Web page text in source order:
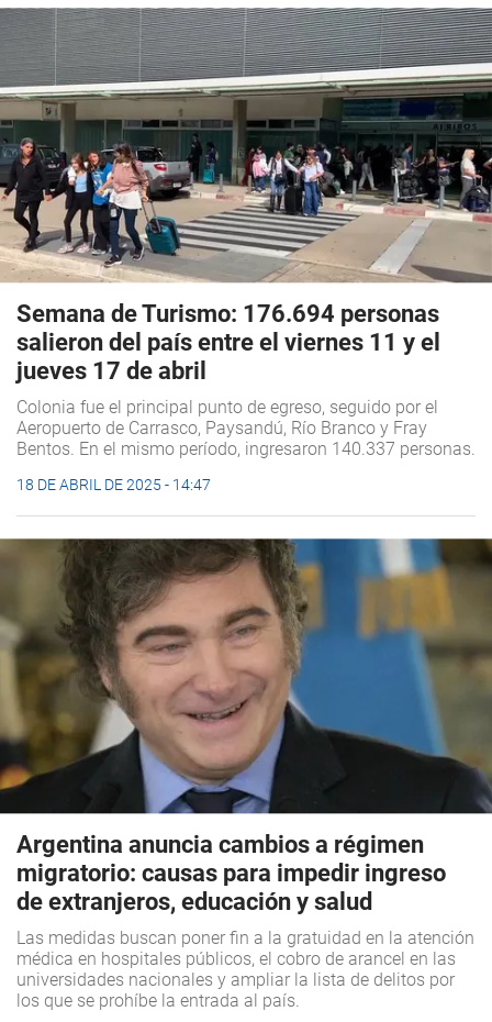
Semana de Turismo: 176.694 personas
salieron del país entre el viernes 11 y el
jueves 17 de abril
Colonia fue el principal punto de egreso, seguido por el
Aeropuerto de Carrasco, Paysandú, Río Branco y Fray
Bentos. En el mismo período, ingresaron 140.337 personas.
18 DE ABRIL DE 2025 - 14:47
Argentina anuncia cambios a régimen
migratorio: causas para impedir ingreso
de extranjeros, educación y salud
Las medidas buscan poner fin a la gratuidad en la atención
médica en hospitales públicos, el cobro de arancel en las
universidades nacionales y ampliar la lista de delitos por
los que se prohíbe la entrada al país.